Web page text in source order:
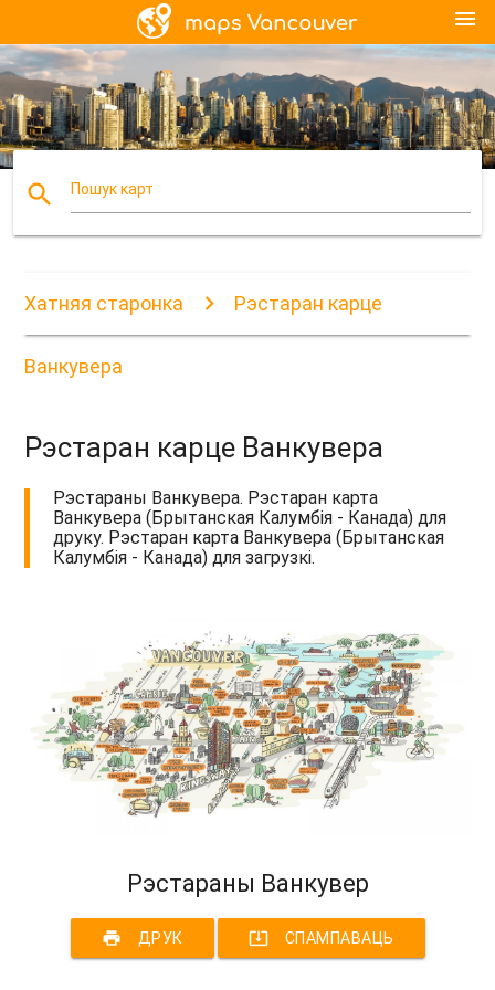
menu
search Пошук карт
Хатняя старонка Рэстаран карце
Ванкувера
Рэстаран карце Ванкувера
Рэстараны Ванкувера. Рэстаран карта
Ванкувера (Брытанская Калумбія - Канада) для
друку. Рэстаран карта Ванкувера (Брытанская
Калумбія - Канада) для загрузкі.
Рэстараны Ванкувер
print ДРУК system_update_alt СПАМПАВАЦЬ